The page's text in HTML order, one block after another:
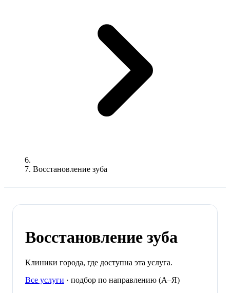
Восстановление зуба
Восстановление зуба
Клиники города, где доступна эта услуга.
Все услуги · подбор по направлению (A–Я)